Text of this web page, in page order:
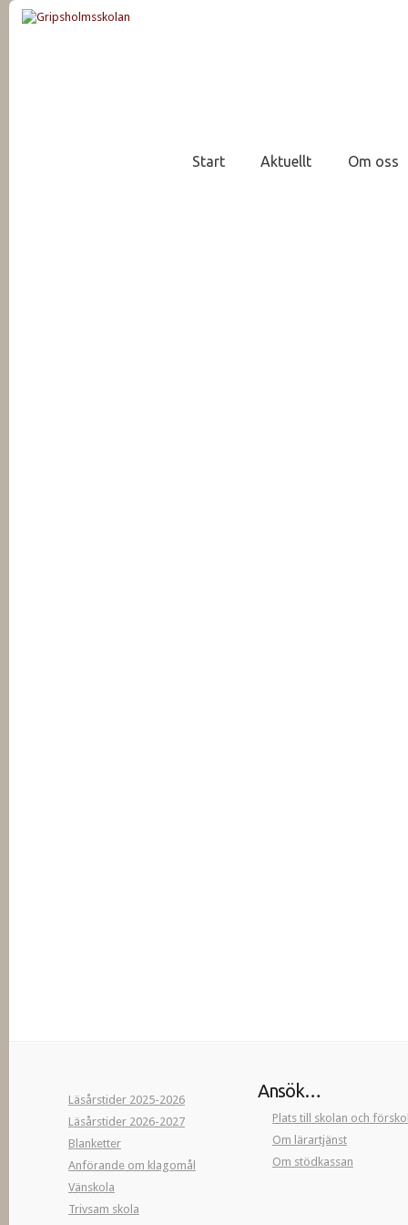
Start Aktuellt Om oss
Läsårstider 2025-2026
Läsårstider 2026-2027
Blanketter
Anförande om klagomål
Vänskola
Trivsam skola
Ansök…
Plats till skolan och
Om lärartjänst
Om stödkassan